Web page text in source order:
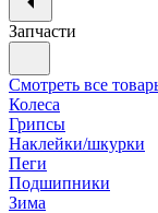
Запчасти
Смотреть все
Колеса
Грипсы
Наклейки/шкурки
Пеги
Подшипники
Зима